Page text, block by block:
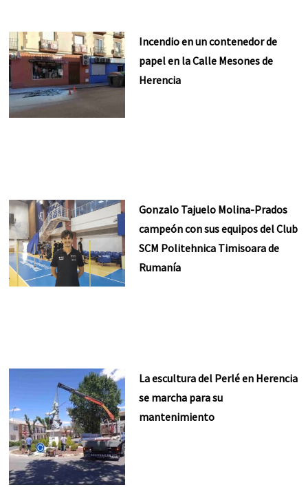
Incendio en un contenedor de
papel en la Calle Mesones de
Herencia
Gonzalo Tajuelo Molina-Prados
campeón con sus equipos del Club
SCM Politehnica Timisoara de
Rumanía
La escultura del Perlé en Herencia
se marcha para su
mantenimiento